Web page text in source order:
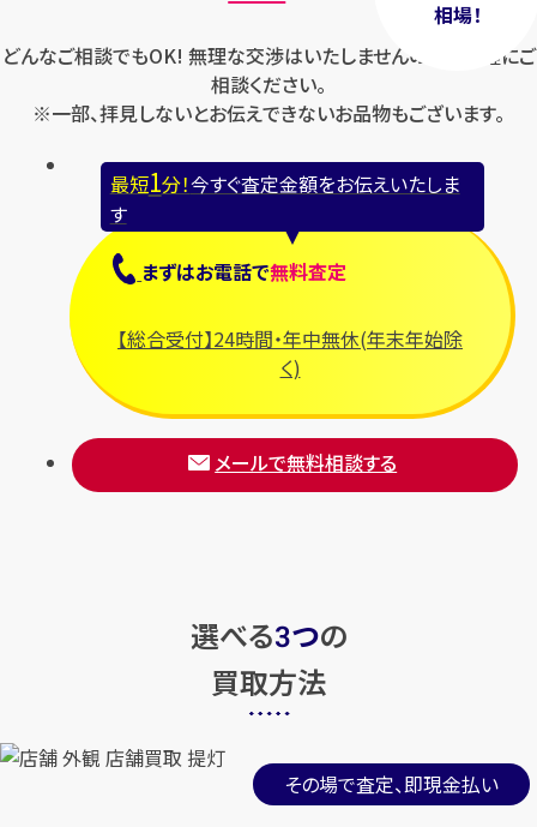
相場！
どんなご相談でもOK! 無理な交渉はいたしませんのでお気軽にご
相談ください。
※一部、拝見しないとお伝えできないお品物もございます。
最短1分！今すぐ査定金額をお伝えいたしま
す
まずはお電話で無料査定
【総合受付】24時間・年中無休(年末年始除
く)
メールで無料相談する
選べる3つの
買取方法
その場で査定、即現金払い